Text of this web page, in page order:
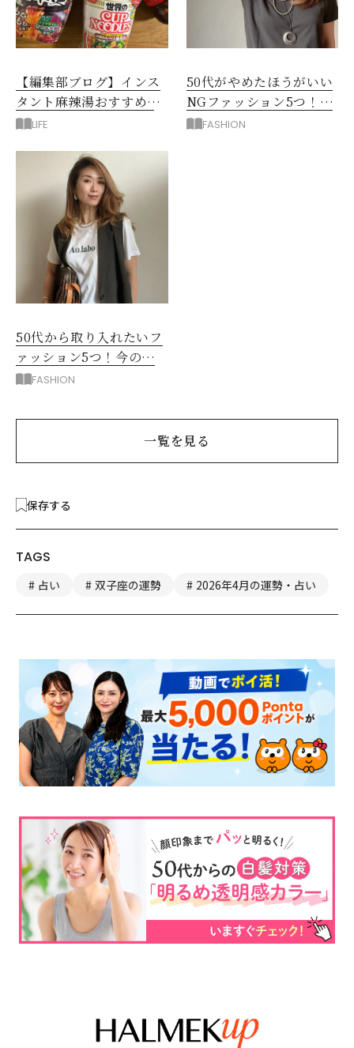
【編集部ブログ】インス
タント麻辣湯おすすめ3
選！シビ辛好きはお試し
LIFE
50代がやめたほうがいい
NGファッション5つ！手
持ち服を見直すコツ
FASHION
50代から取り入れたいフ
ァッション5つ！今の自
分をきれいに見せる服選
FASHION
一覧を見る
保存する
TAGS
占い 双子座の運勢 2026年4月の運勢・占い